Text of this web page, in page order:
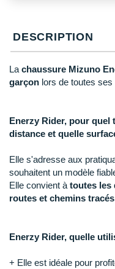
DESCRIPTION
La chaussure Mizuno
garçon lors de toutes ses
Enerzy Rider, pour quel
distance et quelle
Elle s'adresse aux
souhaitent un modèle
Elle convient à toutes les
routes et chemins tracés
Enerzy Rider, quelle
+ Elle est idéale pour
DÉSTOCKAGE
+ Voir tous les
NNormal
Orca
Patagonia
Petzl